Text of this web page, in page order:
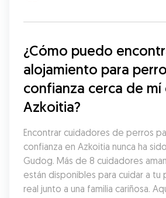
¿Cómo puedo
alojamiento para
confianza cerca de mí
Azkoitia?
Encontrar cuidadores de perros
confianza en Azkoitia nunca ha
Gudog. Más de 8 cuidadores
están disponibles para cuidar a tu
real junto a una familia cariñosa.